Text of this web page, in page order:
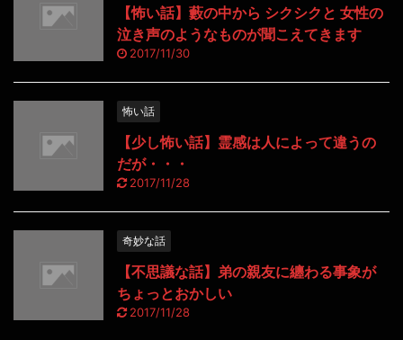
【怖い話】藪の中から シクシクと 女性の
泣き声のようなものが聞こえてきます
2017/11/30
怖い話
【少し怖い話】霊感は人によって違うの
だが・・・
2017/11/28
奇妙な話
【不思議な話】弟の親友に纏わる事象が
ちょっとおかしい
2017/11/28